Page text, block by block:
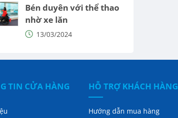
Bén duyên với thể thao
nhờ xe lăn
13/03/2024
TIN CỬA HÀNG HỖ TRỢ KHÁCH HÀNG
Hướng dẫn mua hàng